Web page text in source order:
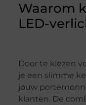
Waarom
LED-
Door te kiezen
je een slimme
jouw
klanten. De